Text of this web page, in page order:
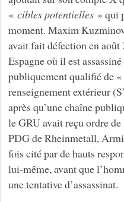
« cibles potentielles» qui
moment. Maxim
avait fait défection en août
Espagne où il est
publiquement qualifié de «
renseignement extérieur
après qu’une chaîne
le GRU avait reçu ordre
PDG de Rheinmetall,
fois cité par de hauts
lui-même, avant que
une tentative d’assassinat.